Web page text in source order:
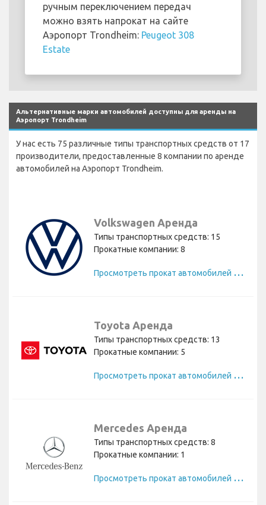
ручным переключением передач
можно взять напрокат на сайте
Аэропорт Trondheim: Peugeot 308
Estate
Альтернативные марки автомобилей доступны для аренды на
Аэропорт Trondheim
У нас есть 75 различные типы транспортных средств от 17
производители, предоставленные 8 компании по аренде
автомобилей на Аэропорт Trondheim.
Volkswagen Аренда
Типы транспортных средств: 15
Прокатные компании: 8
П
росмотреть прокат автомобилей Volkswagen
Toyota Аренда
Типы транспортных средств: 13
Прокатные компании: 5
П
росмотреть прокат автомобилей Toyota
Mercedes Аренда
Типы транспортных средств: 8
Прокатные компании: 1
П
росмотреть прокат автомобилей Mercedes